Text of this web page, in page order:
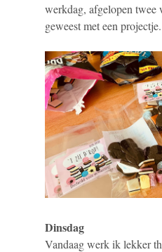
werkdag, afgelopen twee
geweest met een projectje.
Dinsdag
Vandaag werk ik lekker